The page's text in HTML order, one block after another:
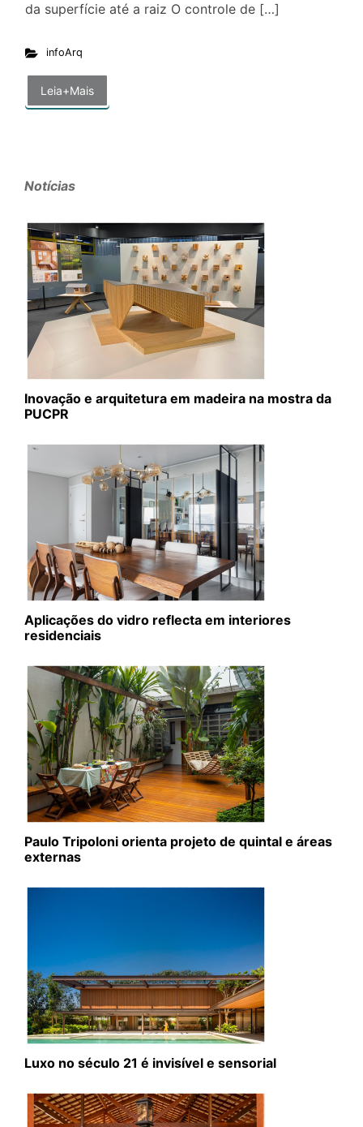
da superfície até a raiz O controle de […]
infoArq
Leia+Mais
Notícias
Inovação e arquitetura em madeira na mostra da
PUCPR
Aplicações do vidro reflecta em interiores
residenciais
Paulo Tripoloni orienta projeto de quintal e áreas
externas
Luxo no século 21 é invisível e sensorial